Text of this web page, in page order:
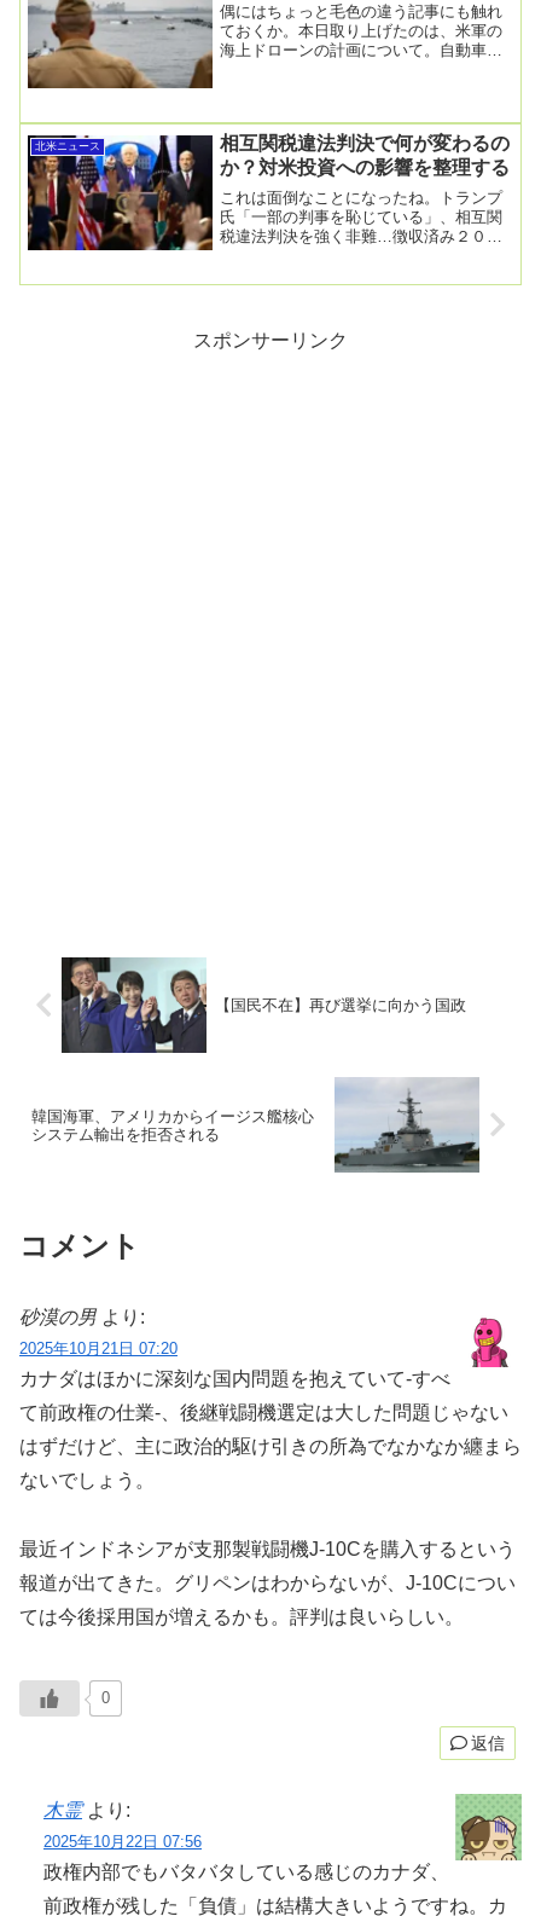
偶にはちょっと毛色の違う記事にも触れ
ておくか。本日取り上げたのは、米軍の
海上ドローンの計画について。自動車の
北米ニュース
相互関税違法判決で何が変わるの
か？対米投資への影響を整理する
これは面倒なことになったね。トランプ
氏「一部の判事を恥じている」、相互関
税違法判決を強く非難…徴収済み２０兆
スポンサーリンク
【国民不在】再び選挙に向かう国政
韓国海軍、アメリカからイージス艦核心
システム輸出を拒否される
コメント
砂漠の男 より:
2025年10月21日 07:20
カナダはほかに深刻な国内問題を抱えていて-すべ
て前政権の仕業-、後継戦闘機選定は大した問題じゃない
はずだけど、主に政治的駆け引きの所為でなかなか纏まら
ないでしょう。
最近インドネシアが支那製戦闘機J-10Cを購入するという
報道が出てきた。グリペンはわからないが、J-10Cについ
ては今後採用国が増えるかも。評判は良いらしい。
0
返信
木霊 より:
2025年10月22日 07:56
政権内部でもバタバタしている感じのカナダ、
前政権が残した「負債」は結構大きいようですね。カ